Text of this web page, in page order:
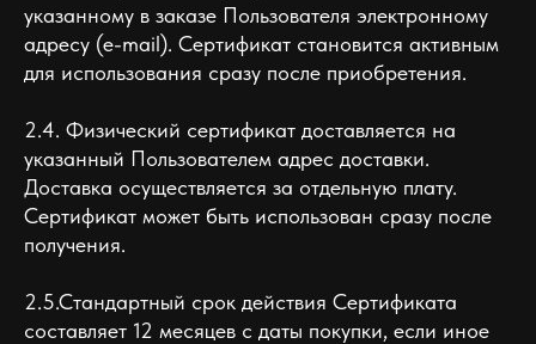
указанному в заказе Пользователя электронному
адресу (e-mail). Сертификат становится активным
для использования сразу после приобретения.
2.4. Физический сертификат доставляется на
указанный Пользователем адрес доставки.
Доставка осуществляется за отдельную плату.
Сертификат может быть использован сразу после
получения.
2.5.Стандартный срок действия Сертификата
составляет 12 месяцев с даты покупки, если иное